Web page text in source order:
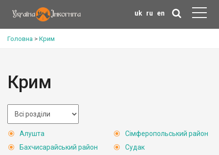
uk ru en
Головна > Крим
Крим
Алушта
Бахчисарайський район
Сімферопольський район
Судак